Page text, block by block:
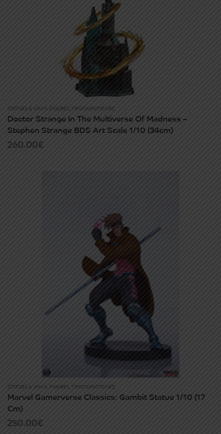
STATUES & VINYL FIGURES, ΠΡΟΠΑΡΑΓΓΕΛΊΕΣ
Doctor Strange In The Multiverse Of Madness –
Stephen Strange BDS Art Scale 1/10 (34cm)
260.00€
STATUES & VINYL FIGURES, ΠΡΟΠΑΡΑΓΓΕΛΊΕΣ
Marvel Gamerverse Classics: Gambit Statue 1/10 (17
Cm)
250.00€